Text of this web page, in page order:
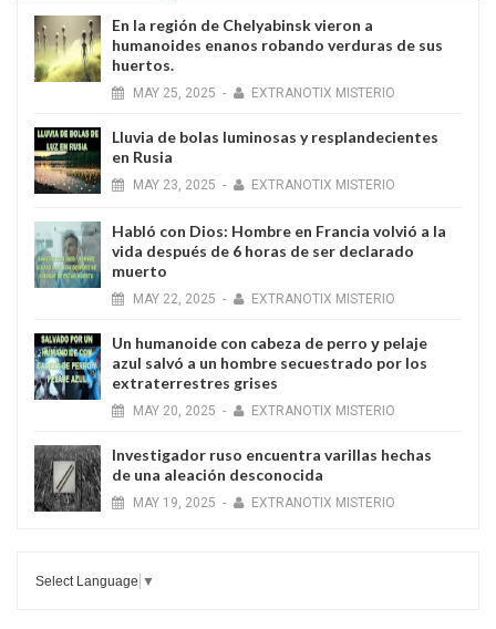
En la región de Chelyabinsk vieron a
humanoides enanos robando verduras de sus
huertos.
MAY 25, 2025 - EXTRANOTIX MISTERIO
Lluvia de bolas luminosas y resplandecientes
en Rusia
MAY 23, 2025 - EXTRANOTIX MISTERIO
Habló con Dios: Hombre en Francia volvió a la
vida después de 6 horas de ser declarado
muerto
MAY 22, 2025 - EXTRANOTIX MISTERIO
Un humanoide con cabeza de perro у pelaje
azul salvó a un hombre secuestrado por los
extraterrestres grises
MAY 20, 2025 - EXTRANOTIX MISTERIO
Investigador ruso encuentra varillas hechas
de una aleación desconocida
MAY 19, 2025 - EXTRANOTIX MISTERIO
Select Language ▼